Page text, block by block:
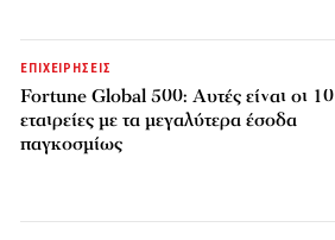
ΕΠΙΧΕΙΡΗΣΕΙΣ
Fortune Global 500: Αυτές είναι οι 10
εταιρείες με τα μεγαλύτερα έσοδα
παγκοσμίως